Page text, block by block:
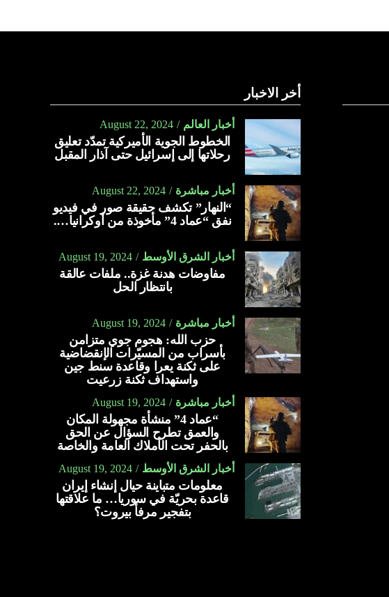
أخر الاخبار
أخبار العالم August 22, 2024
الخطوط الجوية الأميركية تمدّد تعليق
رحلاتها إلى إسرائيل حتى آذار المقبل
أخبار مباشرة August 22, 2024
“النهار” تكشف حقيقة صور في فيديو
نفق “عماد 4” مأخوذة من أوكرانيا….
أخبار الشرق الأوسط August 19, 2024
مفاوضات هدنة غزة.. ملفات عالقة
بانتظار الحل
أخبار مباشرة August 19, 2024
حزب الله: هجوم جوي متزامن
بأسراب من المسيّرات الإنقضاضية
على ثكنة يعرا وقاعدة سنط جين
واستهداف ثكنة زرعيت
أخبار مباشرة August 19, 2024
“عماد 4” منشأة مجهولة المكان
والعمق تطرح السؤال عن الحق
بالحفر تحت الأملاك العامة والخاصة
أخبار الشرق الأوسط August 19, 2024
معلومات متباينة حيال إنشاء إيران
قاعدة بحريّة في سوريا… ما علاقتها
بتفجير مرفأ بيروت؟